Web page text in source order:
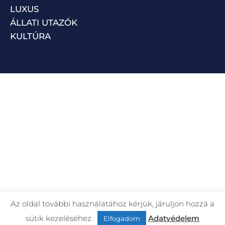
LUXUS
ÁLLATI UTAZÓK
KULTÚRA
Az oldal további használatához kérjük, járuljon hozzá a
sütik kezeléséhez.
Elfogadom Adatvédelem